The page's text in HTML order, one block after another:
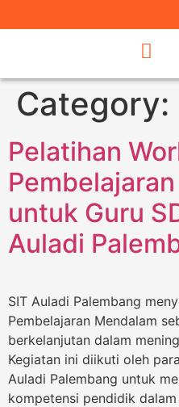
Category:
Pelatihan
untuk Guru
Auladi
SIT Auladi Palembang
Pembelajaran Mendalam
berkelanjutan dalam
Kegiatan ini diikuti oleh
Auladi Palembang untuk
kompetensi pendidik